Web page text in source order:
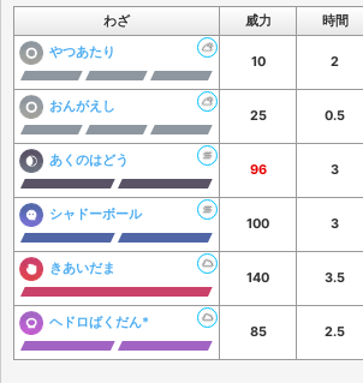
わざ 威力 時間
やつあたり
10 2
おんがえし
25 0.5
あくのはどう
96 3
シャドーボール
100 3
きあいだま
140 3.5
ヘドロばくだん*
85 2.5